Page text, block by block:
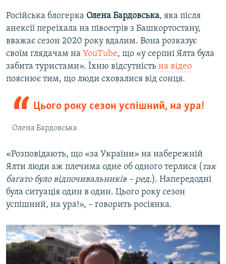
Російська блогерка Олена Бардовська, яка після
анексії переїхала на півострів з Башкортостану,
вважає сезон 2020 року вдалим. Вона розказує
своїм глядачам на YouTube, що «у серпні Ялта була
забита туристами». Їхню відсутність на відео
пояснює тим, що люди сховалися від сонця.
Цього року сезон успішний, на ура!
Олена Бардовська
«Розповідають, що «за України» на набережній
Ялти люди аж плечима одне об одного терлися ( так
багато було відпочивальників – ред.). Напередодні
була ситуація один в один. Цього року сезон
успішний, на ура!», – говорить росіянка.